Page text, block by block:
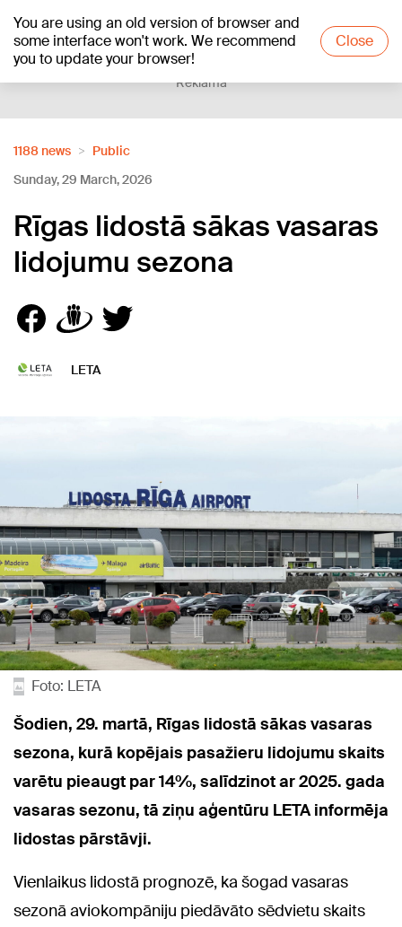
You are using an old version of browser and
some interface won't work. We recommend
you to update your browser!
Close
+10°C
Reklāma
1188 news
Public
Sunday, 29 March, 2026
Rīgas lidostā sākas vasaras
lidojumu sezona
LETA
Foto: LETA
Šodien, 29. martā, Rīgas lidostā sākas vasaras
sezona, kurā kopējais pasažieru lidojumu skaits
varētu pieaugt par 14%, salīdzinot ar 2025. gada
vasaras sezonu, tā ziņu aģentūru LETA informēja
lidostas pārstāvji.
Vienlaikus lidostā prognozē, ka šogad vasaras
sezonā aviokompāniju piedāvāto sēdvietu skaits